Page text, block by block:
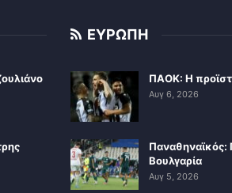
ΕΥΡΩΠΗ
ΠΑΟΚ: Η
Αυγ 6, 2026
Παναθηναϊκός:
Βουλγαρία
Αυγ 5, 2026